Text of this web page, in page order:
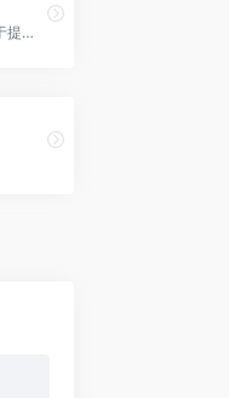
AI SEO 优化器，用于提高您的 Shopify 商店在搜索引擎中的排名。AlphaRank SEO官网入口网址